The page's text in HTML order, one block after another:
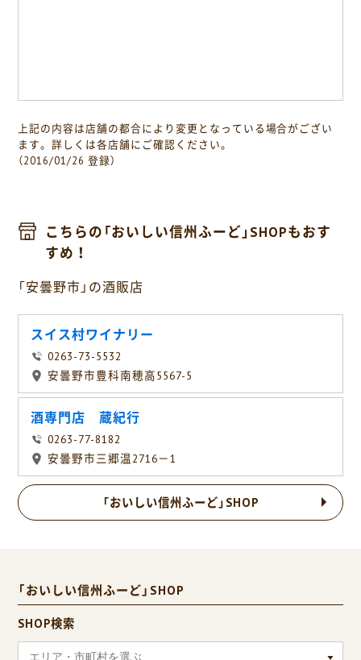
上記の内容は店舗の都合により変更となっている場合がござい
ます。詳しくは各店舗にご確認ください。
（2016/01/26 登録）
こちらの「おいしい信州ふーど」SHOPもおす
すめ！
「安曇野市」の酒販店
スイス村ワイナリー
0263-73-5532
安曇野市豊科南穂高5567-5
酒専門店 蔵紀行
0263-77-8182
安曇野市三郷温2716－1
「おいしい信州ふーど」SHOP
「おいしい信州ふーど」SHOP
SHOP検索
エリア・市町村を選ぶ